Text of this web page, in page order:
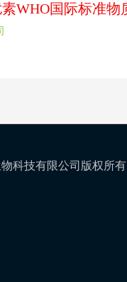
WHO国际标准物
科技有限公司版权所